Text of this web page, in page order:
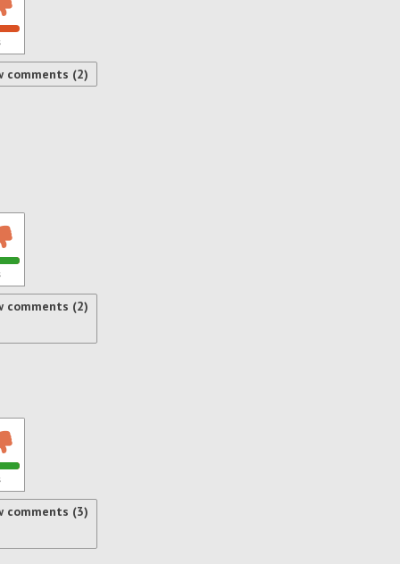
comments (2)
comments (2)
comments (3)